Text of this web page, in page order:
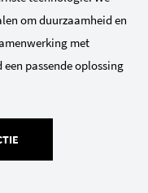
om duurzaamheid en
met
passende oplossing